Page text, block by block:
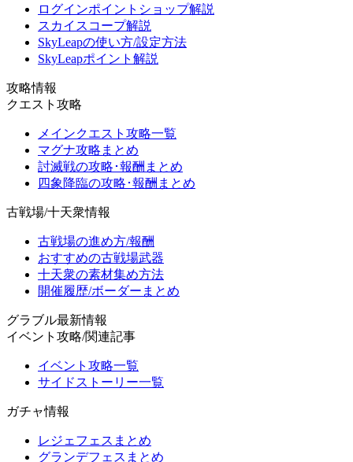
ログインポイントショップ解説
スカイスコープ解説
SkyLeapの使い方/設定方法
SkyLeapポイント解説
攻略情報
クエスト攻略
メインクエスト攻略一覧
マグナ攻略まとめ
討滅戦の攻略･報酬まとめ
四象降臨の攻略･報酬まとめ
古戦場/十天衆情報
古戦場の進め方/報酬
おすすめの古戦場武器
十天衆の素材集め方法
開催履歴/ボーダーまとめ
グラブル最新情報
イベント攻略/関連記事
イベント攻略一覧
サイドストーリー一覧
ガチャ情報
レジェフェスまとめ
グランデフェスまとめ